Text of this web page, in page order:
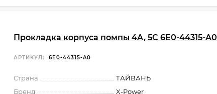
Прокладка корпуса помпы 4A, 5C 6E0-44315-A0
АРТИКУЛ: 6E0-44315-A0
Страна
ТАЙВАНЬ
Бренд
X-Power